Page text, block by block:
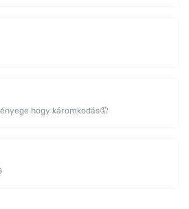
hogy káromkodás🤦